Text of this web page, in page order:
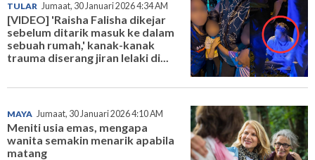
TULAR Jumaat, 30 Januari 2026 4:34 AM
[VIDEO] 'Raisha Falisha dikejar
sebelum ditarik masuk ke dalam
sebuah rumah,' kanak-kanak
trauma diserang jiran lelaki di...
MAYA Jumaat, 30 Januari 2026 4:10 AM
Meniti usia emas, mengapa
wanita semakin menarik apabila
matang